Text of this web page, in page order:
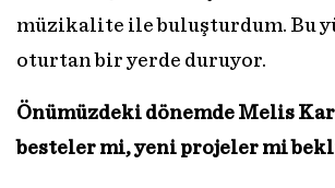
müzikalite ile buluşturdum. Bu
oturtan bir yerde duruyor.
Önümüzdeki dönemde Melis
besteler mi, yeni projeler mi